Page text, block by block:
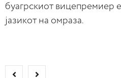
буагрскиот вицепремиер
јазикот на омраза.